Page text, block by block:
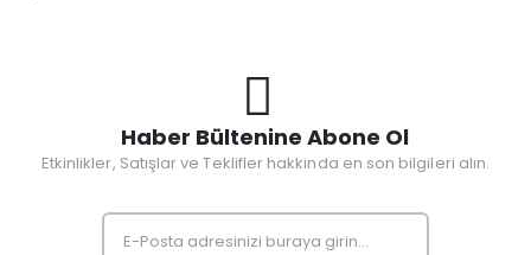
Haber Bültenine Abone Ol
Etkinlikler, Satışlar ve Teklifler hakkında en son bilgileri alın.